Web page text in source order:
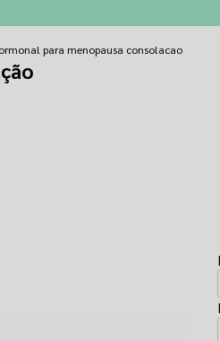
para menopausa consolacao